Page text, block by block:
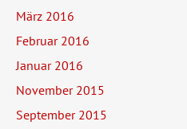
März 2016
Februar 2016
Januar 2016
November 2015
September 2015